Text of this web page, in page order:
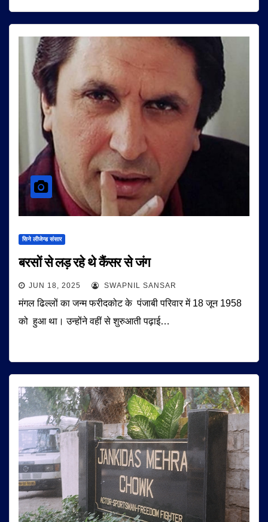
सिने लीजेन्ड संसार
बरसों से लड़ रहे थे कैंसर से जंग
JUN 18, 2025 SWAPNIL SANSAR
मंगल ढिल्लों का जन्म फरीदकोट के पंजाबी परिवार में 18 जून 1958
को हुआ था। उन्होंने वहीं से शुरुआती पढ़ाई…